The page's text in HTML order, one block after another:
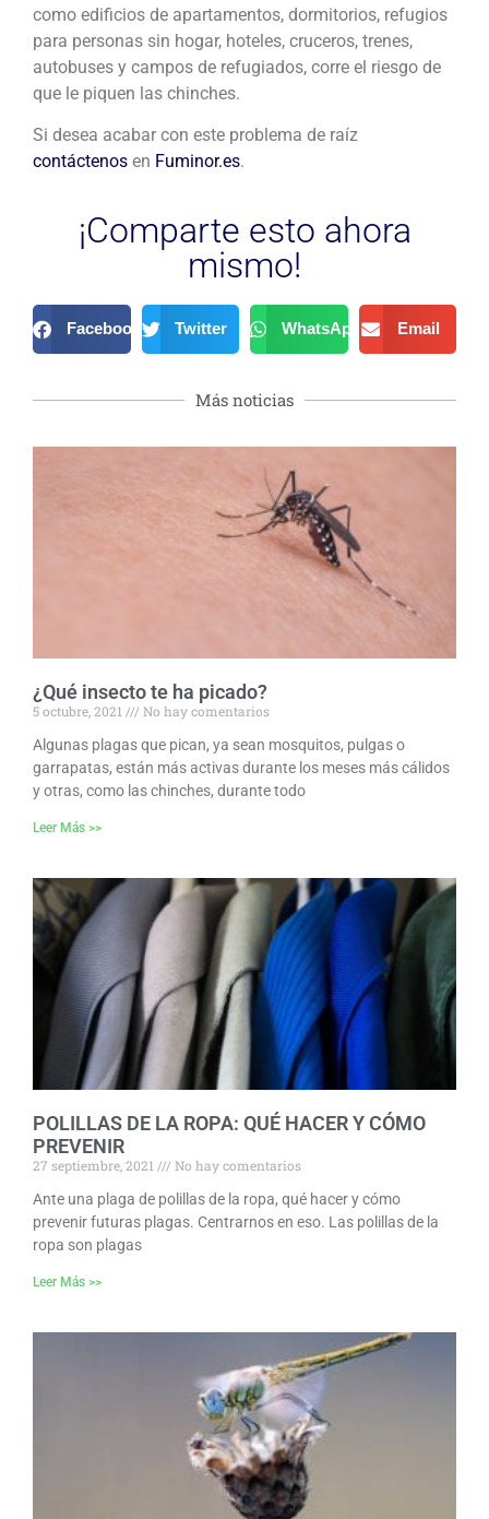
como edificios de apartamentos, dormitorios, refugios
para personas sin hogar, hoteles, cruceros, trenes,
autobuses y campos de refugiados, corre el riesgo de
que le piquen las chinches.
Si desea acabar con este problema de raíz
contáctenos en Fuminor.es.
¡Comparte esto ahora
mismo!
Facebook Twitter WhatsApp Email
Más noticias
¿Qué insecto te ha picado?
5 octubre, 2021
No hay comentarios
Algunas plagas que pican, ya sean mosquitos, pulgas o
garrapatas, están más activas durante los meses más cálidos
y otras, como las chinches, durante todo
Leer Más >>
POLILLAS DE LA ROPA: QUÉ HACER Y CÓMO
PREVENIR
27 septiembre, 2021
No hay comentarios
Ante una plaga de polillas de la ropa, qué hacer y cómo
prevenir futuras plagas. Centrarnos en eso. Las polillas de la
ropa son plagas
Leer Más >>